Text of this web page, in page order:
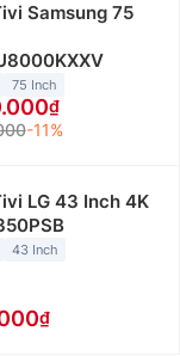
Samsung 75
75 Inch
-11%
LG 43 Inch 4K
43 Inch